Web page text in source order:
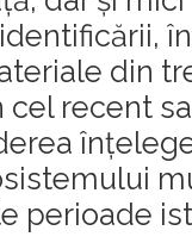
din
cel recent
perioade